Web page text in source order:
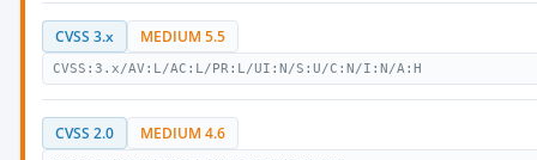
CVSS 3.x MEDIUM 5.5
CVSS:3.x/AV:L/AC:L/PR:L/UI:N/S:U/C:N/I:N/A:H
CVSS 2.0 MEDIUM 4.6